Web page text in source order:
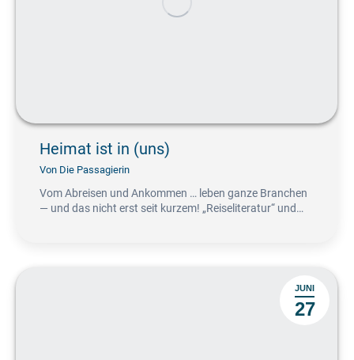
Heimat ist in (uns)
Von Die Passagierin
Vom Abreisen und Ankommen … leben ganze Branchen
— und das nicht erst seit kurzem! „Reiseliteratur“ und…
JUNI
27